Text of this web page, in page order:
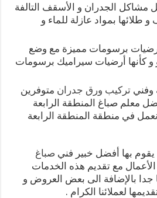
الجدران و الأسقف التالفة
طلائها بمواد عازلة للماء و
برسومات مميزة مع وضع
و كأنها أرضيات سيراميك برسومات
وفنيتركيب ورق جدران متوفرين
معلم صباغ المنطقة الرابعة
في منطقة المنطقة الرابعة
يقوم بها أفضل خبير فنيصباغ
الأعمال مع تقديم هذه الخدمات
جدا بالإضافة الى بعض العروض و
لعملائنا الكرام .